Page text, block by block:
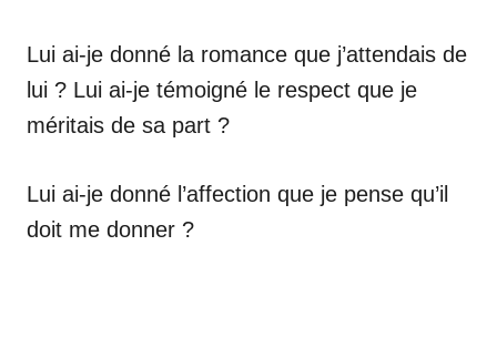
Lui ai-je donné la romance que j’attendais de
lui ? Lui ai-je témoigné le respect que je
méritais de sa part ?
Lui ai-je donné l’affection que je pense qu’il
doit me donner ?